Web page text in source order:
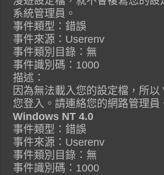
系統管理員。
事件類型：錯誤
事件來源：Userenv
事件類別目錄：無
事件識別碼：1000
描述：
因為無法載入您的設定檔，所
您登入。請連絡您的網路管理員
Windows NT 4.0
事件類型：錯誤
事件來源：Userenv
事件類別目錄：無
事件識別碼：1000